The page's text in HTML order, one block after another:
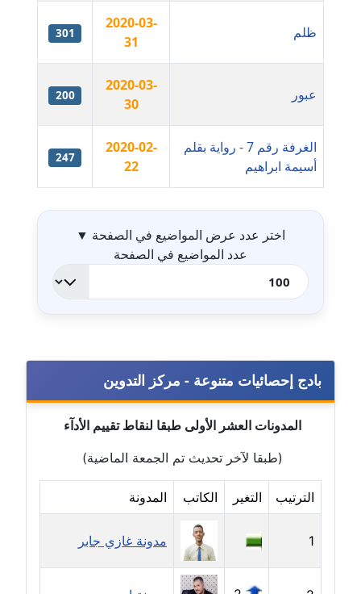
مدونة جاد كريم
عاملة
مدونة جلال الخطيب
مدونة جهاد عبد الحميد
مدونة جواد الحربي
عاملة
عاملة
مدونة جيهان عوض
مدونة حاتم سلامة
عاملة
ظلم
2020-03-
31
301
عبور
2020-03-
30
200
الغرفة رقم 7 - رواية بقلم
أسيمة ابراهيم
2020-02-
22
247
اختر عدد عرض المواضيع في الصفحة ▼
عدد المواضيع في الصفحة
بادج إحصائيات متنوعة - مركز التدوين
المدونات العشر الأولى طبقا لنقاط تقييم الأدآء
(طبقا لآخر تحديث تم الجمعة الماضية)
الترتيب التغير الكاتب المدونة
1 مدونة غازي جابر